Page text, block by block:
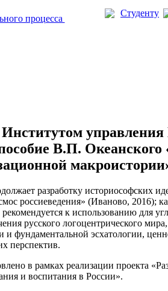
процесса
Студенту
управления
В.П. Океанского
разработку историософских
россиеведения» (Иваново, 2016);
к использованию для
русского логоцентрического
и фундаментальной эсхатологии,
перспектив.
в рамках реализации проекта
и воспитания в России».